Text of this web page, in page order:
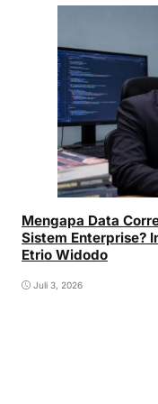
Mengapa Data
Sistem Enterprise?
Etrio Widodo
Juli 3, 2026